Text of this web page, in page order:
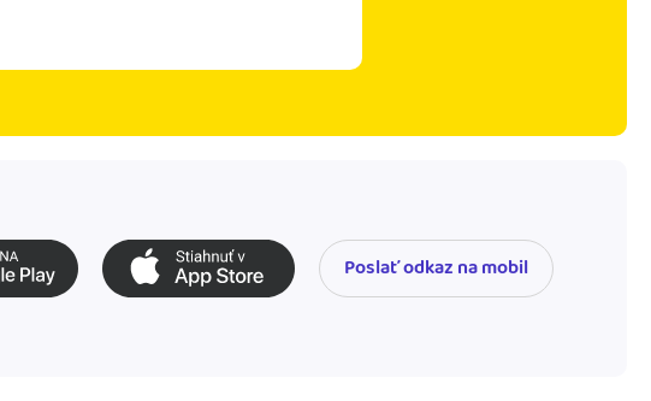
Poslať odkaz na mobil